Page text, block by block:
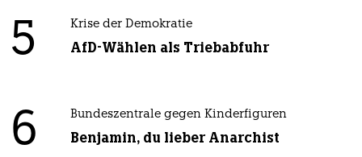
5 Krise der Demokratie
AfD-Wählen als Triebabfuhr
6 Bundeszentrale gegen Kinderfiguren
Benjamin, du lieber Anarchist